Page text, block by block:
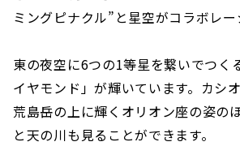
ミングピナクル”と星空がコラボレー
東の夜空に6つの1等星を繋いでつく
イヤモンド」が輝いています。カシ
荒島岳の上に輝くオリオン座の姿の
と天の川も見ることができます。